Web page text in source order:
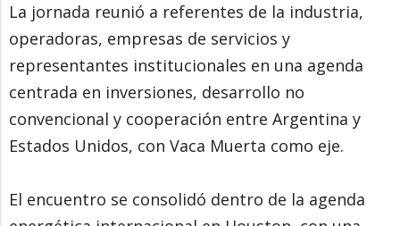
La jornada reunió a referentes de la industria,
operadoras, empresas de servicios y
representantes institucionales en una agenda
centrada en inversiones, desarrollo no
convencional y cooperación entre Argentina y
Estados Unidos, con Vaca Muerta como eje.
El encuentro se consolidó dentro de la agenda